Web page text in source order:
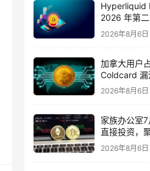
Hyperliquid
2026 年第
动的 32%
2026年8月6日
加拿大用户
Coldcard 漏
25%
2026年8月6日
家族办公室
直接投资，
2026年8月6日